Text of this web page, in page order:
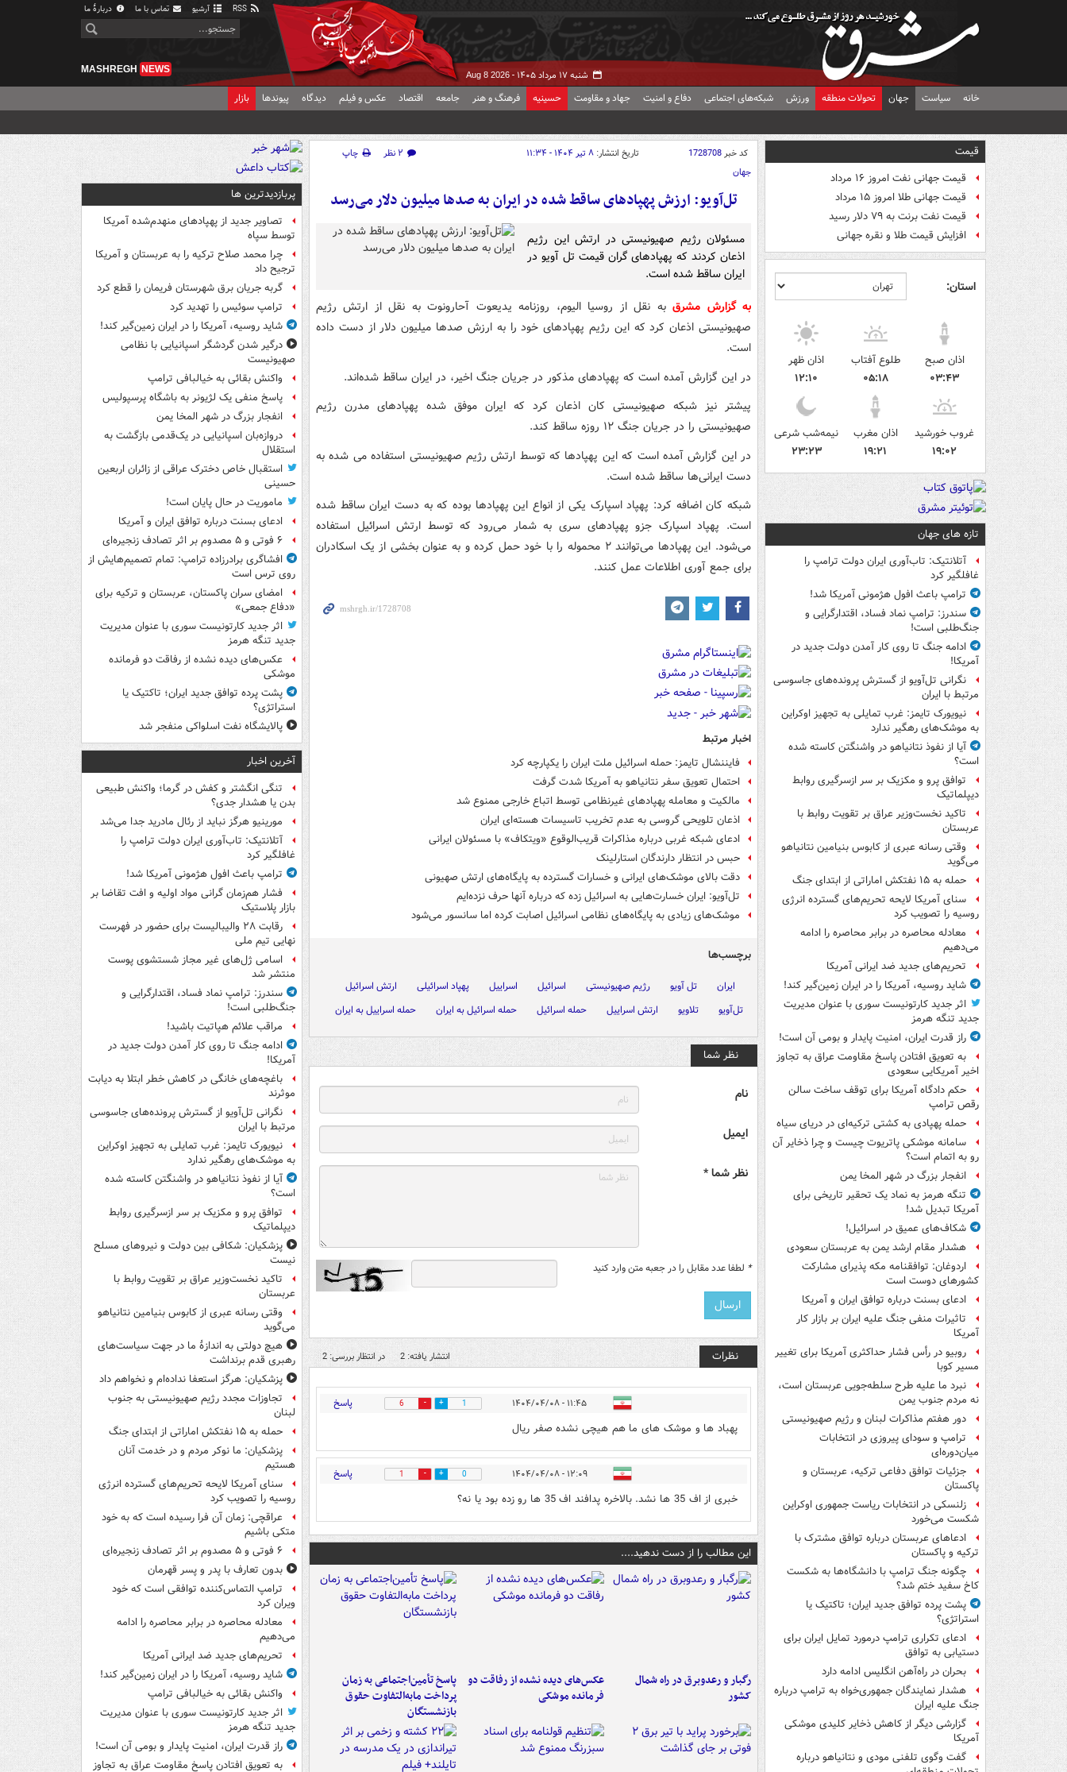
آرشیو تماس با ما دربارهٔ ما
شنبه ۱۷ مرداد ۱۴۰۵ - Aug 8 2026
MASHREGH NEWS
خانه سیاست جهان تحولات منطقه ورزش شبکه‌های اجتماعی دفاع و امنیت جهاد و مقاومت حسینیه فرهنگ و هنر جامعه اقتصاد عکس و فیلم دیدگاه پیوندها بازار
قیمت
قیمت جهانی نفت امروز ۱۶ مرداد
قیمت جهانی طلا امروز ۱۵ مرداد
قیمت نفت برنت به ۷۹ دلار رسید
افزایش قیمت طلا و نقره جهانی
استان:
اذان صبح
۰۳:۴۳
طلوع آفتاب
۰۵:۱۸
اذان ظهر
۱۲:۱۰
غروب خورشید
۱۹:۰۲
اذان مغرب
۱۹:۲۱
نیمه‌شب شرعی
۲۳:۲۳
تازه های جهان
آتلانتیک: تاب‌آوری ایران دولت ترامپ را
غافلگیر کرد
ترامپ باعث افول هژمونی آمریکا شد!
سندرز: ترامپ نماد فساد، اقتدارگرایی و
جنگ‌طلبی است!
ادامه جنگ تا روی کار آمدن دولت جدید در
آمریکا!
نگرانی تل‌آویو از گسترش پرونده‌های جاسوسی
مرتبط با ایران
نیویورک تایمز: غرب تمایلی به تجهیز اوکراین
به موشک‌های رهگیر ندارد
آیا از نفوذ نتانیاهو در واشنگتن کاسته شده
است؟
توافق پرو و مکزیک بر سر ازسرگیری روابط
دیپلماتیک
تاکید نخست‌وزیر عراق بر تقویت روابط با
عربستان
وقتی رسانه عبری از کابوس بنیامین نتانیاهو
می‌گوید
حمله به ۱۵ نفتکش‌ اماراتی از ابتدای جنگ
سنای آمریکا لایحه تحریم‌های گسترده انرژی
روسیه را تصویب کرد
معادله محاصره در برابر محاصره را ادامه
می‌دهیم
تحریم‌های جدید ضد ایرانی آمریکا
شاید روسیه، آمریکا را در ایران زمین‌گیر کند!
اثر جدید کارتونیست سوری با عنوان مدیریت
جدید تنگه هرمز
راز قدرت ایران، امنیت پایدار و بومی آن است!
به تعویق افتادن پاسخ مقاومت عراق به تجاوز
اخیر آمریکایی سعودی
حکم دادگاه آمریکا برای توقف ساخت سالن
رقص ترامپ
حمله پهپادی به کشتی ترکیه‌ای در دریای سیاه
سامانه موشکی پاتریوت چیست و چرا ذخایر آن
رو به اتمام است؟
انفجار بزرگ در شهر المخا یمن
تنگه هرمز به نماد یک تحقیر تاریخی برای
آمریکا تبدیل شد!
شکاف‌های عمیق در اسرائیل!
هشدار مقام ارشد یمن به عربستان سعودی
اردوغان: توافقنامه مکه پذیرای مشارکت
کشورهای دوست است
ادعای بسنت درباره توافق ایران و آمریکا
تاثیرات منفی جنگ علیه ایران بر بازار کار
آمریکا
روبیو در رأس فشار حداکثری آمریکا برای تغییر
مسیر کوبا
نبرد ما علیه طرح سلطه‌جویی عربستان است،
نه مردم جنوب یمن
دور هفتم مذاکرات لبنان و رژیم صهیونیستی
ترامپ و سودای پیروزی در انتخابات
میان‌دوره‌ای
جزئیات توافق دفاعی ترکیه، عربستان و
پاکستان
زلنسکی در انتخابات ریاست جمهوری اوکراین
شکست می‌خورد
ادعاهای عربستان درباره توافق مشترک با
ترکیه و پاکستان
چگونه جنگ ترامپ با دانشگاه‌ها به شکست
کاخ سفید ختم شد؟
پشت پرده توافق جدید ایران؛ تاکتیک یا
استراتژی؟
ادعای تکراری ترامپ درمورد تمایل ایران برای
دستیابی به توافق
بحران در راه‌آهن انگلیس ادامه دارد
هشدار نمایندگان جمهوری‌خواه به ترامپ درباره
جنگ علیه ایران
گزارشی دیگر از کاهش ذخایر کلیدی موشکی
آمریکا
گفت وگوی تلفنی مودی و نتانیاهو درباره
کد خبر1728708 تاریخ انتشار: ۸ تیر ۱۴۰۴ - ۱۱:۳۴ ۲ نظر
چاپ
جهان
تل‌آویو: ارزش پهپادهای ساقط شده در ایران به صدها میلیون دلار می‌رسد
مسئولان رژیم صهیونیستی در ارتش این رژیم
اذعان کردند که پهپادهای گران قیمت تل آویو در
ایران ساقط شده است.
به گزارش مشرقبه نقل از روسیا الیوم، روزنامه یدیعوت آحارونوت به نقل از ارتش رژیم
صهیونیستی اذعان کرد که این رژیم پهپادهای خود را به ارزش صدها میلیون دلار از دست داده
است.
در این گزارش آمده است که پهپادهای مذکور در جریان جنگ اخیر، در ایران ساقط شده‌اند.
پیشتر نیز شبکه صهیونیستی کان اذعان کرد که ایران موفق شده پهپادهای مدرن رژیم
صهیونیستی را در جریان جنگ ۱۲ روزه ساقط کند.
در این گزارش آمده است که این پهپادها که توسط ارتش رژیم صهیونیستی استفاده می شده به
دست ایرانی‌ها ساقط شده است.
شبکه کان اضافه کرد: پهپاد اسپارک یکی از انواع این پهپادها بوده که به دست ایران ساقط شده
است. پهپاد اسپارک جزو پهپادهای سری به شمار می‌رود که توسط ارتش اسرائیل استفاده
می‌شود. این پهپادها می‌توانند ۲ محموله را با خود حمل کرده و به عنوان بخشی از یک اسکادران
برای جمع آوری اطلاعات عمل کنند.
اخبار مرتبط
فایننشال تایمز: حمله اسرائیل ملت ایران را یکپارچه کرد
احتمال تعویق سفر نتانیاهو به آمریکا شدت گرفت
مالکیت و معامله پهپادهای غیرنظامی توسط اتباع خارجی ممنوع شد
اذعان تلویحی گروسی به عدم تخریب تاسیسات هسته‌ای ایران
ادعای شبکه غربی درباره مذاکرات قریب‌الوقوع «ویتکاف» با مسئولان ایرانی
حبس در انتظار دارندگان استارلینک
دقت بالای موشک‌های ایرانی و خسارات گسترده به پایگاه‌های ارتش صهیونی
تل‌آویو: ایران خسارت‌هایی به اسرائیل زده که درباره آنها حرف نزده‌ایم
موشک‌های زیادی به پایگاه‌های نظامی اسرائیل اصابت کرده‌ اما سانسور می‌شود
برچسب‌ها
ایران تل آویو رژیم صهیونیستی اسرائیل اسراییل پهپاد اسرائیلی
ارتش اسرائیل
تل‌آویو
تلاویو ارتش اسراییل حمله اسرائیل حمله اسرائیل به ایران حمله اسراییل به ایران
نظر شما
نام
ایمیل
نظر شما *
* لطفا عدد مقابل را در جعبه متن وارد کنید
نظرات انتشار یافته: 2 در انتظار بررسی: 2
۱۱:۴۵ - ۱۴۰۴/۰۴/۰۸ 1
6 پاسخ
پهباد ها و موشک های ما هم هیچی نشده صفر ریال
۱۲:۰۹ - ۱۴۰۴/۰۴/۰۸ 0
1 پاسخ
خبری از اف 35 ها نشد. بالاخره پدافند اف 35 ها رو زده بود یا نه؟
این مطالب را از دست ندهید....
رگبار و رعدوبرق در راه شمال
کشور
عکس‌های دیده نشده از رفاقت دو
فرمانده‌ موشکی
پاسخ تأمین‌اجتماعی به زمان
پرداخت مابه‌التفاوت حقوق
بازنشستگان
پربازدیدترین ها
تصاویر جدید از پهپادهای منهدم‌شده آمریکا
توسط سپاه
چرا محمد صلاح ترکیه را به عربستان و آمریکا
ترجیح داد
گربه جریان برق شهرستان فریمان را قطع کرد
ترامپ سوئیس را تهدید کرد
شاید روسیه، آمریکا را در ایران زمین‌گیر کند!
درگیر شدن گردشگر اسپانیایی با نظامی
صهیونیست
واکنش بقائی به خیالبافی ترامپ
پاسخ منفی یک لژیونر به باشگاه پرسپولیس
انفجار بزرگ در شهر المخا یمن
دروازه‌بان اسپانیایی در یک‌قدمی بازگشت به
استقلال
استقبال خاص دخترک عراقی از زائران اربعین
حسینی
ماموریت در حال پایان است!
ادعای بسنت درباره توافق ایران و آمریکا
۶ فوتی و ۵ مصدوم بر اثر تصادف زنجیره‌ای
افشاگری برادرزاده ترامپ: تمام تصمیم‌هایش از
روی ترس است
امضای سران پاکستان، عربستان و ترکیه برای
«دفاع جمعی»
اثر جدید کارتونیست سوری با عنوان مدیریت
جدید تنگه هرمز
عکس‌های دیده نشده از رفاقت دو فرمانده‌
موشکی
پشت پرده توافق جدید ایران؛ تاکتیک یا
استراتژی؟
پالایشگاه نفت اسلواکی منفجر شد
آخرین اخبار
تنگی انگشتر و کفش در گرما؛ واکنش طبیعی
بدن یا هشدار جدی؟
مورینیو هرگز نباید از رئال مادرید جدا می‌شد
آتلانتیک: تاب‌آوری ایران دولت ترامپ را
غافلگیر کرد
ترامپ باعث افول هژمونی آمریکا شد!
فشار هم‌زمان گرانی مواد اولیه و افت تقاضا بر
بازار پلاستیک
رقابت ۲۸ والیبالیست برای حضور در فهرست
نهایی تیم ملی
اسامی ژل‌های غیر مجاز شستشوی پوست
منتشر شد
سندرز: ترامپ نماد فساد، اقتدارگرایی و
جنگ‌طلبی است!
مراقب علائم هپاتیت باشید!
ادامه جنگ تا روی کار آمدن دولت جدید در
آمریکا!
باغچه‌های خانگی در کاهش خطر ابتلا به دیابت
موثرند
نگرانی تل‌آویو از گسترش پرونده‌های جاسوسی
مرتبط با ایران
نیویورک تایمز: غرب تمایلی به تجهیز اوکراین
به موشک‌های رهگیر ندارد
آیا از نفوذ نتانیاهو در واشنگتن کاسته شده
است؟
توافق پرو و مکزیک بر سر ازسرگیری روابط
دیپلماتیک
پزشکیان: شکافی بین دولت و نیروهای مسلح
نیست
تاکید نخست‌وزیر عراق بر تقویت روابط با
عربستان
وقتی رسانه عبری از کابوس بنیامین نتانیاهو
می‌گوید
هیچ دولتی به اندازۀ ما در جهت سیاست‌های
رهبری قدم برنداشت
پزشکیان: هرگز استعفا نداده‌ام و نخواهم داد
تجاوزات مجدد رژیم صهیونیستی به جنوب
لبنان
حمله به ۱۵ نفتکش‌ اماراتی از ابتدای جنگ
پزشکیان: ما نوکر مردم و در خدمت آنان
هستیم
سنای آمریکا لایحه تحریم‌های گسترده انرژی
روسیه را تصویب کرد
عراقچی: زمان آن فرا رسیده است که به خود
متکی باشیم
۶ فوتی و ۵ مصدوم بر اثر تصادف زنجیره‌ای
بدون تعارف با پدر و پسر قهرمان
ترامپ التماس‌کننده توافقی است که خود
ویران کرد
معادله محاصره در برابر محاصره را ادامه
می‌دهیم
تحریم‌های جدید ضد ایرانی آمریکا
شاید روسیه، آمریکا را در ایران زمین‌گیر کند!
واکنش بقائی به خیالبافی ترامپ
اثر جدید کارتونیست سوری با عنوان مدیریت
جدید تنگه هرمز
راز قدرت ایران، امنیت پایدار و بومی آن است!
به تعویق افتادن پاسخ مقاومت عراق به تجاوز